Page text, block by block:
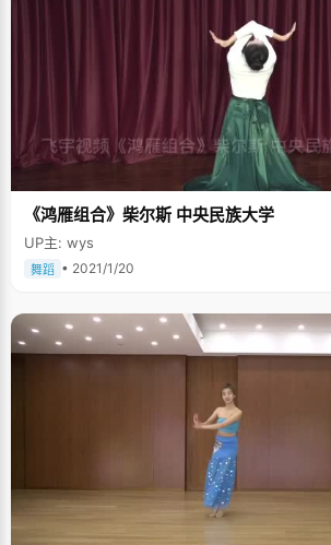
《鸿雁组合》柴尔斯 中央民族大学
UP主: wys
舞蹈 • 2021/1/20